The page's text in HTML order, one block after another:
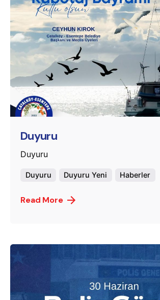
Posted by
murat.sozuak
Duyuru
Duyuru
Duyuru Duyuru Yeni Haberler
Read More